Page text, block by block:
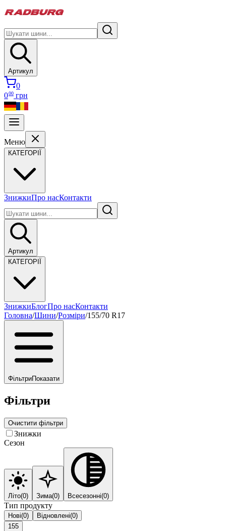
Артикул
0
000 грн
Меню
КАТЕГОРІЇ
ЗнижкиПро насКонтакти
Артикул
КАТЕГОРІЇ
ЗнижкиБлогПро насКонтакти
Головна/Шини/Розміри/155/70 R17
ФільтриПоказати
Фільтри
Очистити фільтри
Знижки
Сезон
Літо(0) Зима(0) Всесезонні(0)
Тип продукту
Нові(0) Відновлені(0)
155